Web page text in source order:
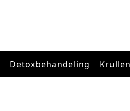
Detoxbehandeling